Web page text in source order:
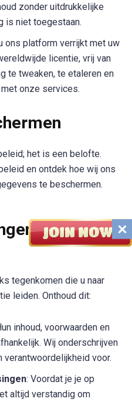
zonder uitdrukkelijke
is niet toegestaan.
ons platform verrijkt met uw
licentie, vrij van
te tweaken, te etaleren en
onze services.
het is een belofte.
en ontdek hoe wij ons
te beschermen.
en hun
tegenkomen die u naar
leiden. Onthoud dit:
inhoud, voorwaarden en
Wij onderschrijven
verantwoordelijkheid voor.
: Voordat je je op
altijd verstandig om